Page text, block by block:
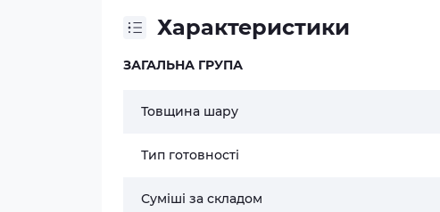
Характеристики
ЗАГАЛЬНА ГРУПА
Товщина шару
Тип готовності
Суміші за складом